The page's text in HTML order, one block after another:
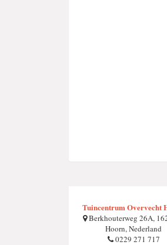
Tuincentrum Overvecht
Berkhouterweg 26A,
Hoorn, Nederland
0229 271 717